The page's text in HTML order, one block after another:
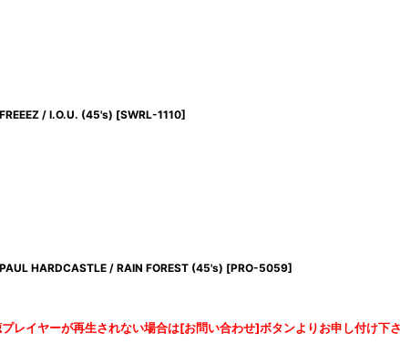
FREEEZ / I.O.U. (45's) [SWRL-1110]
PAUL HARDCASTLE / RAIN FOREST (45's) [PRO-5059]
レイヤーが再生されない場合は[お問い合わせ]ボタンよりお申し付け下